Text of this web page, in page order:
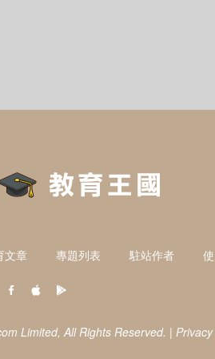
文章 專題列表 駐站作者
Limited, All Rights Reserved. |